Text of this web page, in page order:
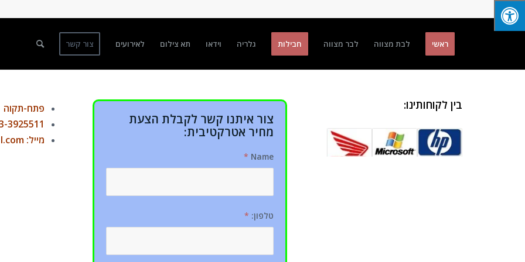
ראשי לבת מצווה לבר מצווה חבילות גלריה וידאו תא צילום לאירועים צור קשר
בין לקוחותינו:
צור איתנו קשר לקבלת הצעת
מחיר אטרקטיבית:
Name
*
טלפון: *
פתח-תקוה
3925511
מייל: v.utirkin@gmail.com